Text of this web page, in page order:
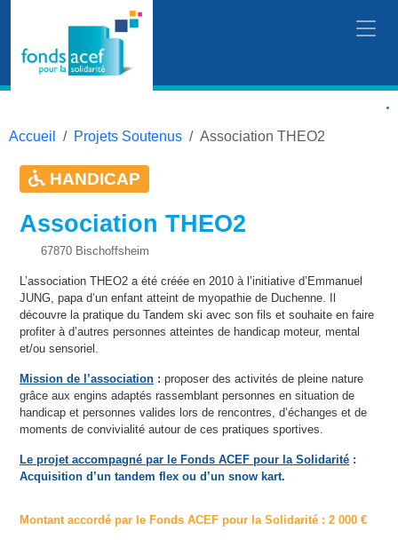
Accueil Projets Soutenus Association THEO2
HANDICAP
Association THEO2
67870 Bischoffsheim
L’association THEO2 a été créée en 2010 à l’initiative d’Emmanuel
JUNG, papa d’un enfant atteint de myopathie de Duchenne. Il
découvre la pratique du Tandem ski avec son fils et souhaite en faire
profiter à d’autres personnes atteintes de handicap moteur, mental
et/ou sensoriel.
Mission de l’association : proposer des activités de pleine nature
grâce aux engins adaptés rassemblant personnes en situation de
handicap et personnes valides lors de rencontres, d’échanges et de
moments de convivialité autour de ces pratiques sportives.
Le projet accompagné par le Fonds ACEF pour la Solidarité :
Acquisition d’un tandem flex ou d’un snow kart.
Montant accordé par le Fonds ACEF pour la Solidarité : 2 000 €